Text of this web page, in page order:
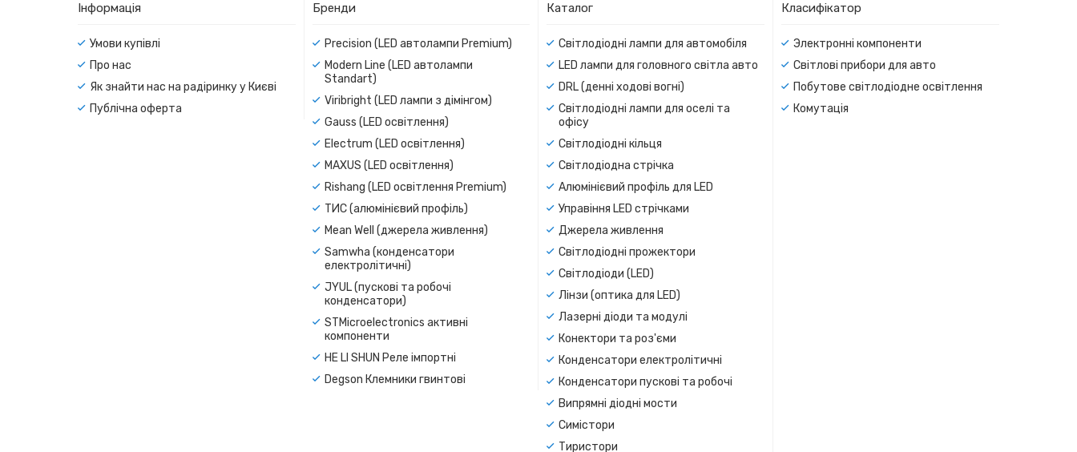
Інформація
Умови купівлі
Про нас
Як знайти нас на радіринку у Києві
Публічна оферта
Бренди
Precision (LED автолампи Premium)
Modern Line (LED автолампи
Standart)
Viribright (LED лампи з дімінгом)
Gauss (LED освітлення)
Electrum (LED освітлення)
MAXUS (LED освітлення)
Rishang (LED освітлення Premium)
ТИС (алюмінієвий профіль)
Mean Well (джерела живлення)
Samwha (конденсатори
електролітичні)
JYUL (пускові та робочі
конденсатори)
STMicroelectronics активні
компоненти
HE LI SHUN Реле імпортні
Degson Клемники гвинтові
Каталог
Світлодіодні лампи для автомобіля
LED лампи для головного світла авто
DRL (денні ходові вогні)
Світлодіодні лампи для оселі та
офісу
Світлодіодні кільця
Світлодіодна стрічка
Алюмінієвий профіль для LED
Управіння LED стрічками
Джерела живлення
Світлодіодні прожектори
Світлодіоди (LED)
Лінзи (оптика для LED)
Лазерні діоди та модулі
Конектори та роз'єми
Конденсатори електролітичні
Конденсатори пускові та робочі
Випрямні діодні мости
Симістори
Тиристори
Класифікатор
Электронні компоненти
Світлові прибори для авто
Побутове світлодіодне освітлення
Комутація